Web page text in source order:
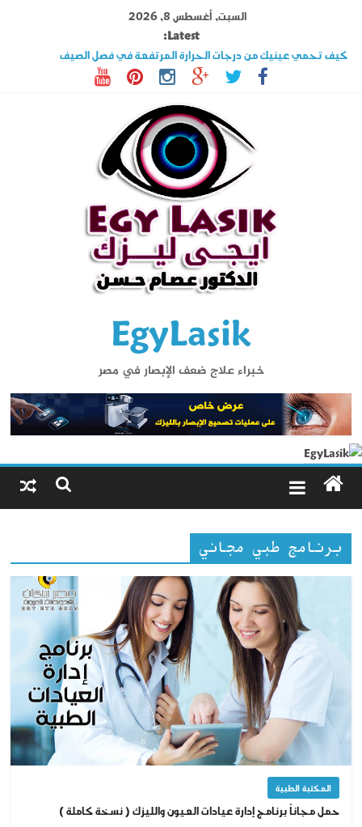
content
السبت, أغسطس 8, 2026
Latest:
كيف تحمي عينيك من درجات الحرارة المرتفعة في فصل الصيف
تصوير القرنية أهم فحوصات عملية الليزك .. اكتشف المزيد عنه
قصر النظر وطول النظر الفرق بينهما وهل الليزك علاج فعال ؟
السوبراكور تقنية تخلصك من نظارة القراءة فى دقائق تعرف على شروطها
حول العين فى الأطفال والكبار الأسباب وأحدث طرق العلاج
EgyLasik
خبراء علاج ضعف الإبصار في مصر
برنامج طبي مجاني
المكتبة الطبية
حمل مجاناً برنامج إدارة عيادات العيون والليزك ( نسخة كاملة )